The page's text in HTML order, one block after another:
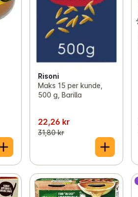
Risoni
Maks 15 per kunde,
500 g, Barilla
22,26 kr
31,80 kr